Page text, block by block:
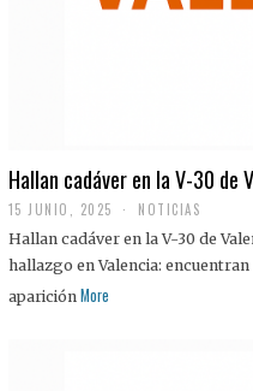
Hallan cadáver en la V-30 de
15 JUNIO, 2025 NOTICIAS
Hallan cadáver en la V-30 de
hallazgo en Valencia:
aparición More